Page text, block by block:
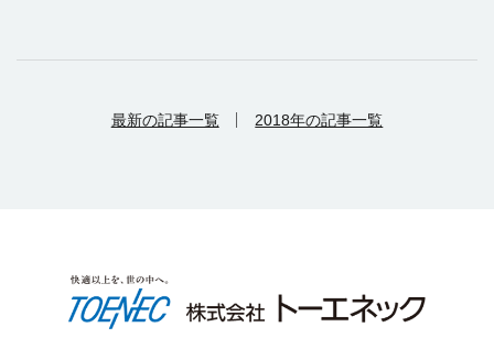
最新の記事一覧 2018年の記事一覧